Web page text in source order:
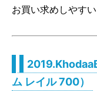
お買い求めしやす
ム レイル 700）